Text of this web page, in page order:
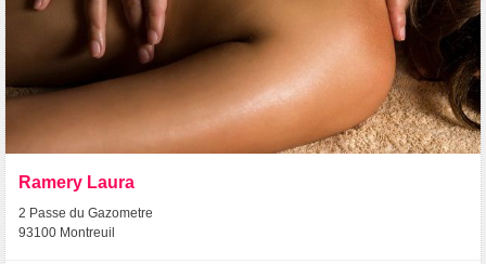
Ramery Laura
2 Passe du Gazometre
93100 Montreuil